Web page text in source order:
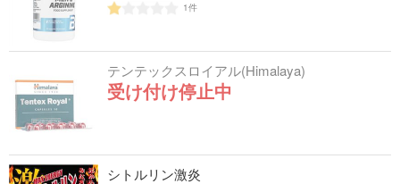
1件
テンテックスロイアル(Himalaya)
受け付け停止中
シトルリン激炎